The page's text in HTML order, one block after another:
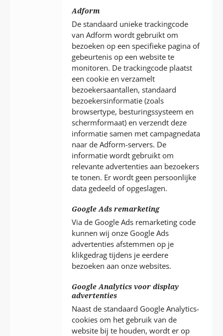
Adform
De standaard unieke trackingcode
van Adform wordt gebruikt om
bezoeken op een specifieke pagina of
gebeurtenis op een website te
monitoren. De trackingcode plaatst
een cookie en verzamelt
bezoekersaantallen, standaard
bezoekersinformatie (zoals
browsertype, besturingssysteem en
schermformaat) en verzendt deze
informatie samen met campagnedata
naar de Adform-servers. De
informatie wordt gebruikt om
relevante advertenties aan bezoekers
te tonen. Er wordt geen persoonlijke
data gedeeld of opgeslagen.
Google Ads remarketing
Via de Google Ads remarketing code
kunnen wij onze Google Ads
advertenties afstemmen op je
klikgedrag tijdens je eerdere
bezoeken aan onze websites.
Google Analytics voor display
advertenties
Naast de standaard Google Analytics-
cookies om het gebruik van de
website bij te houden, wordt er op